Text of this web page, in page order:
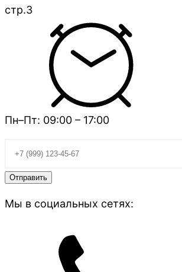
стр.3
Пн–Пт: 09:00 – 17:00
Мы в социальных сетях: